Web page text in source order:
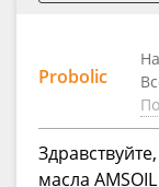
Probolic
масла